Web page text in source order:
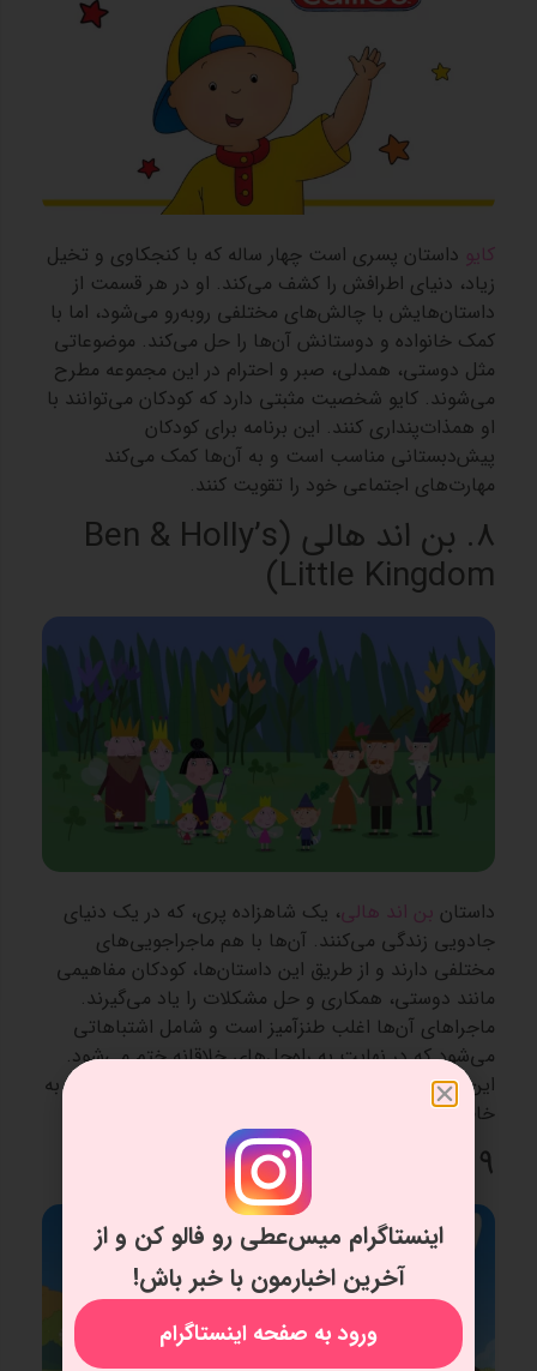
کایو داستان پسری است چهار ساله که با کنجکاوی و تخیل
زیاد، دنیای اطرافش را کشف می‌کند. او در هر قسمت از
داستان‌هایش با چالش‌های مختلفی روبه‌رو می‌شود، اما با
کمک خانواده و دوستانش آن‌ها را حل می‌کند. موضوعاتی
مثل دوستی، همدلی، صبر و احترام در این مجموعه مطرح
می‌شوند. کایو شخصیت مثبتی دارد که کودکان می‌توانند با
او همذات‌پنداری کنند. این برنامه برای کودکان
پیش‌دبستانی مناسب است و به آن‌ها کمک می‌کند
مهارت‌های اجتماعی خود را تقویت کنند.
8. بن اند هالی (Ben & Holly’s
Little Kingdom)
داستان بن اند هالی، یک شاهزاده پری، که در یک دنیای
جادویی زندگی می‌کنند. آن‌ها با هم ماجراجویی‌های
مختلفی دارند و از طریق این داستان‌ها، کودکان مفاهیمی
مانند دوستی، همکاری و حل مشکلات را یاد می‌گیرند.
ماجراهای آن‌ها اغلب طنزآمیز است و شامل اشتباهاتی
می‌شود که در نهایت به راه‌حل‌های خلاقانه ختم می‌شود.
این مجموعه توسط سازندگان Peppa Pig ساخته شده و به
خاطر فضای فانتزی و شاد خود محبوبیت زیادی دارد.
9. بلویی (Bluey)
اینستاگرام میس‌عطی رو فالو کن و از
آخرین اخبارمون با خبر باش!
ورود به صفحه اینستاگرام